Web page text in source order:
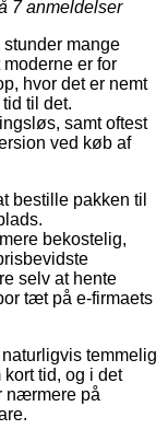
7anmeldelser
mange
er for
hvor det er nemt
til det.
samt oftest
ved køb af
bestille pakken til
bekostelig,
selv at hente
tæt på e-firmaets
temmelig
tid, og i det
nærmere på